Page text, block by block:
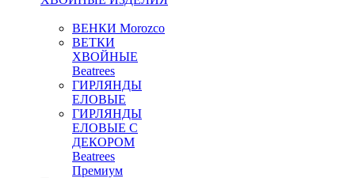
ВЕНКИ Morozco
ВЕТКИ
ХВОЙНЫЕ
Beatrees
ГИРЛЯНДЫ
ЕЛОВЫЕ
ГИРЛЯНДЫ
ЕЛОВЫЕ С
ДЕКОРОМ
Beatrees
Премиум